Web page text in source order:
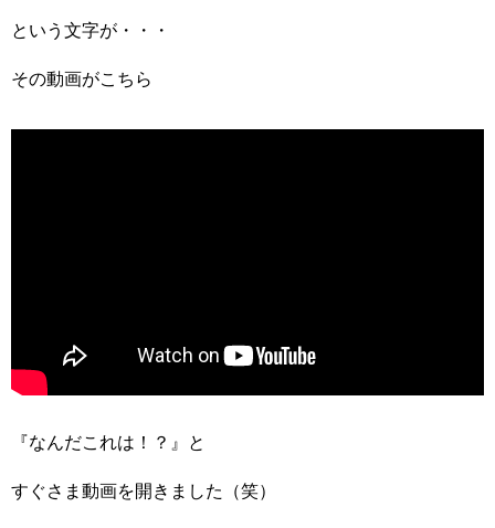
という文字が・・・
その動画がこちら
『なんだこれは！？』と
すぐさま動画を開きました（笑）